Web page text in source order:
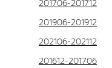
201706-201712
201906-201912
202106-202112
201612-201706